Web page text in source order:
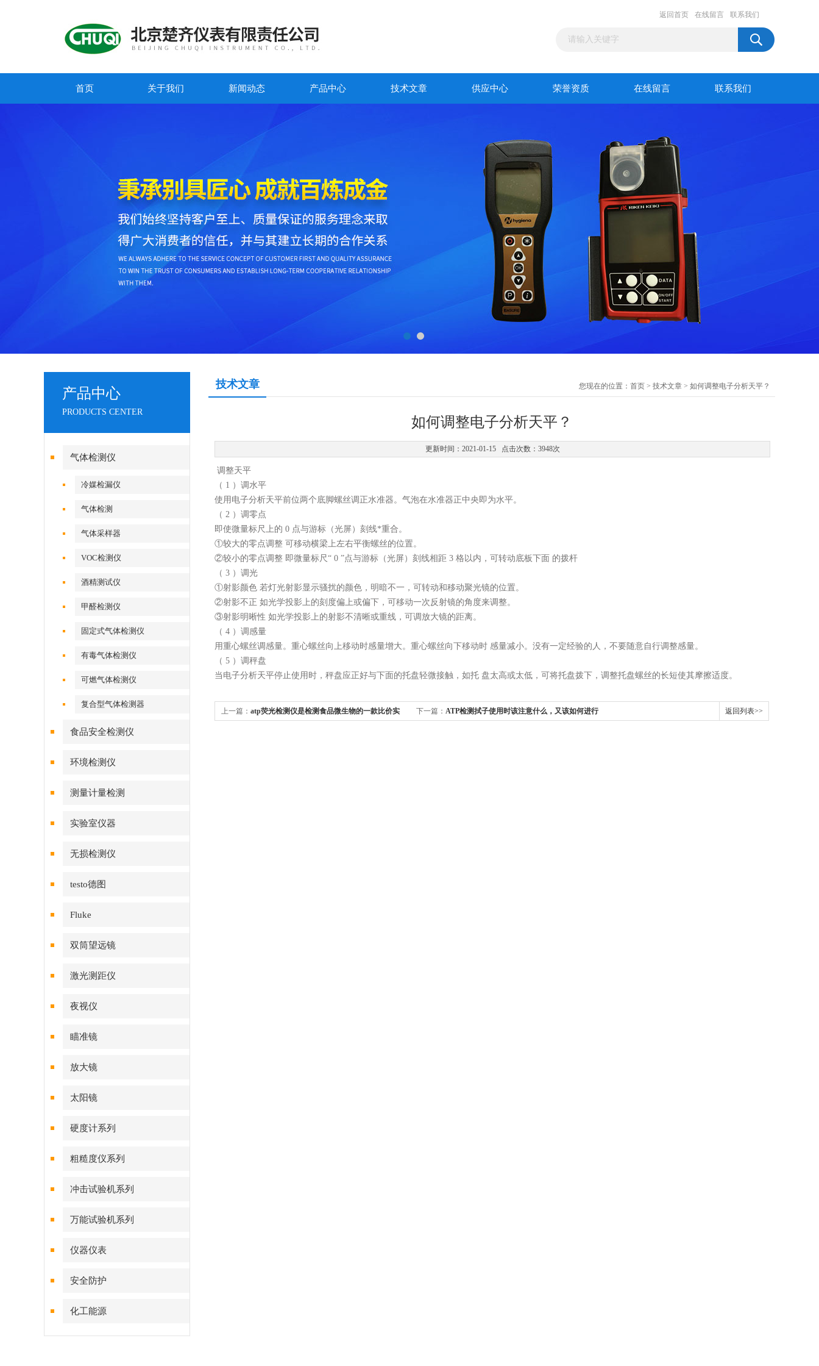
返回首页 在线留言 联系我们
首页 关于我们 新闻动态 产品中心 技术文章 供应中心 荣誉资质 在线留言 联系我们
产品中心
PRODUCTS CENTER
气体检测仪
冷媒检漏仪
气体检测
气体采样器
VOC检测仪
酒精测试仪
甲醛检测仪
固定式气体检测仪
有毒气体检测仪
可燃气体检测仪
复合型气体检测器
食品安全检测仪
环境检测仪
测量计量检测
实验室仪器
无损检测仪
testo德图
Fluke
双筒望远镜
激光测距仪
夜视仪
瞄准镜
放大镜
太阳镜
硬度计系列
粗糙度仪系列
冲击试验机系列
万能试验机系列
仪器仪表
安全防护
化工能源
技术文章 您现在的位置： 首页 > 技术文章 > 如何调整电子分析天平？
如何调整电子分析天平？
更新时间：2021-01-15 点击次数：3948次
调整天平
（ 1 ）调水平
使用电子分析天平前位两个底脚螺丝调正水准器。气泡在水准器正中央即为水平。
（ 2 ）调零点
即使微量标尺上的 0 点与游标（光屏）刻线*重合。
①较大的零点调整 可移动横梁上左右平衡螺丝的位置。
②较小的零点调整 即微量标尺“ 0 ”点与游标（光屏）刻线相距 3 格以内，可转动底板下面 的拨杆
（ 3 ）调光
①射影颜色 若灯光射影显示骚扰的颜色，明暗不一，可转动和移动聚光镜的位置。
②射影不正 如光学投影上的刻度偏上或偏下，可移动一次反射镜的角度来调整。
③射影明晰性 如光学投影上的射影不清晰或重线，可调放大镜的距离。
（ 4 ）调感量
用重心螺丝调感量。重心螺丝向上移动时感量增大。重心螺丝向下移动时 感量减小。没有一定经验的人，不要随意自行调整感量。
（ 5 ）调秤盘
当电子分析天平停止使用时，秤盘应正好与下面的托盘轻微接触，如托 盘太高或太低，可将托盘拨下，调整托盘螺丝的长短使其摩擦适度。
上一篇： atp荧光检测仪是检测食品微生物的一款比价实 下一篇： ATP检测拭子使用时该注意什么，又该如何进行 返回列表>>